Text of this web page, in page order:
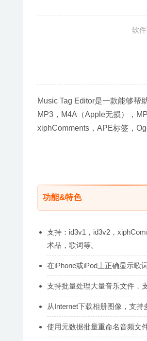
软
Music Tag Editor是一款能够帮
MP3，M4A（Apple无损），
xiphComments，APE标签，
功能&特色
支持：id3v1，id3v2，
术品，歌词等。
在iPhone或iPod上正确显示歌词
支持批量处理大量音乐文件，
从Internet下载相册图像，支持
使用元数据批量重命名音频文件